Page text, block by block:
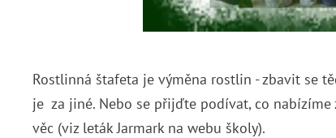
Rostlinná štafeta je výměna rostlin - zbavit se
je za jiné. Nebo se přijďte podívat, co
věc (viz leták Jarmark na webu školy).